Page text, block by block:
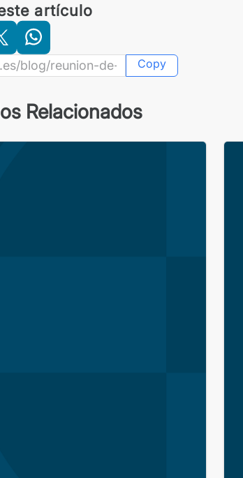
artículo
Copy
Relacionados